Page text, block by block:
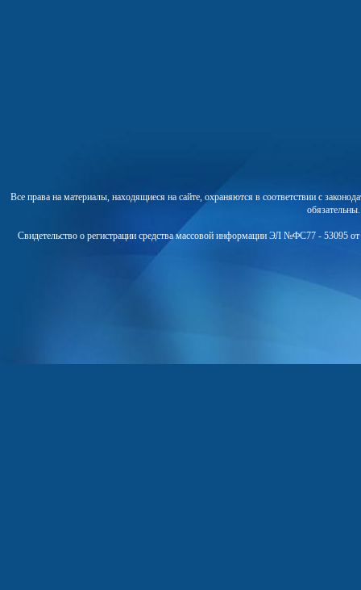
Все права на материалы, находящиеся на сайте, охраняются в соответствии с
Свидетельство о регистрации средства массовой информации ЭЛ №ФС77 - 53095